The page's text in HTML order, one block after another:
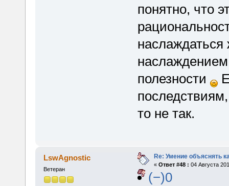
понятно, что
наслаждаться
полезности
то не так.
LswAgnostic
Ветеран
Re: Умение объяснять
« Ответ #48 : 04 Августа
(−)0